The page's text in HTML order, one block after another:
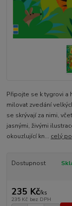
Připojte se k tygrovi a
milovat zvedání
se skrývají za nimi,
jasnými, živými
okouzlující kn... celý
Dostupnost
235 Kč/ks
235 Kč bez DPH